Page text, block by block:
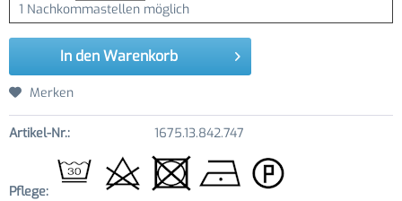
1 Nachkommastellen möglich
In den Warenkorb
Merken
Artikel-Nr.: 1675.13.842.747
Pflege: